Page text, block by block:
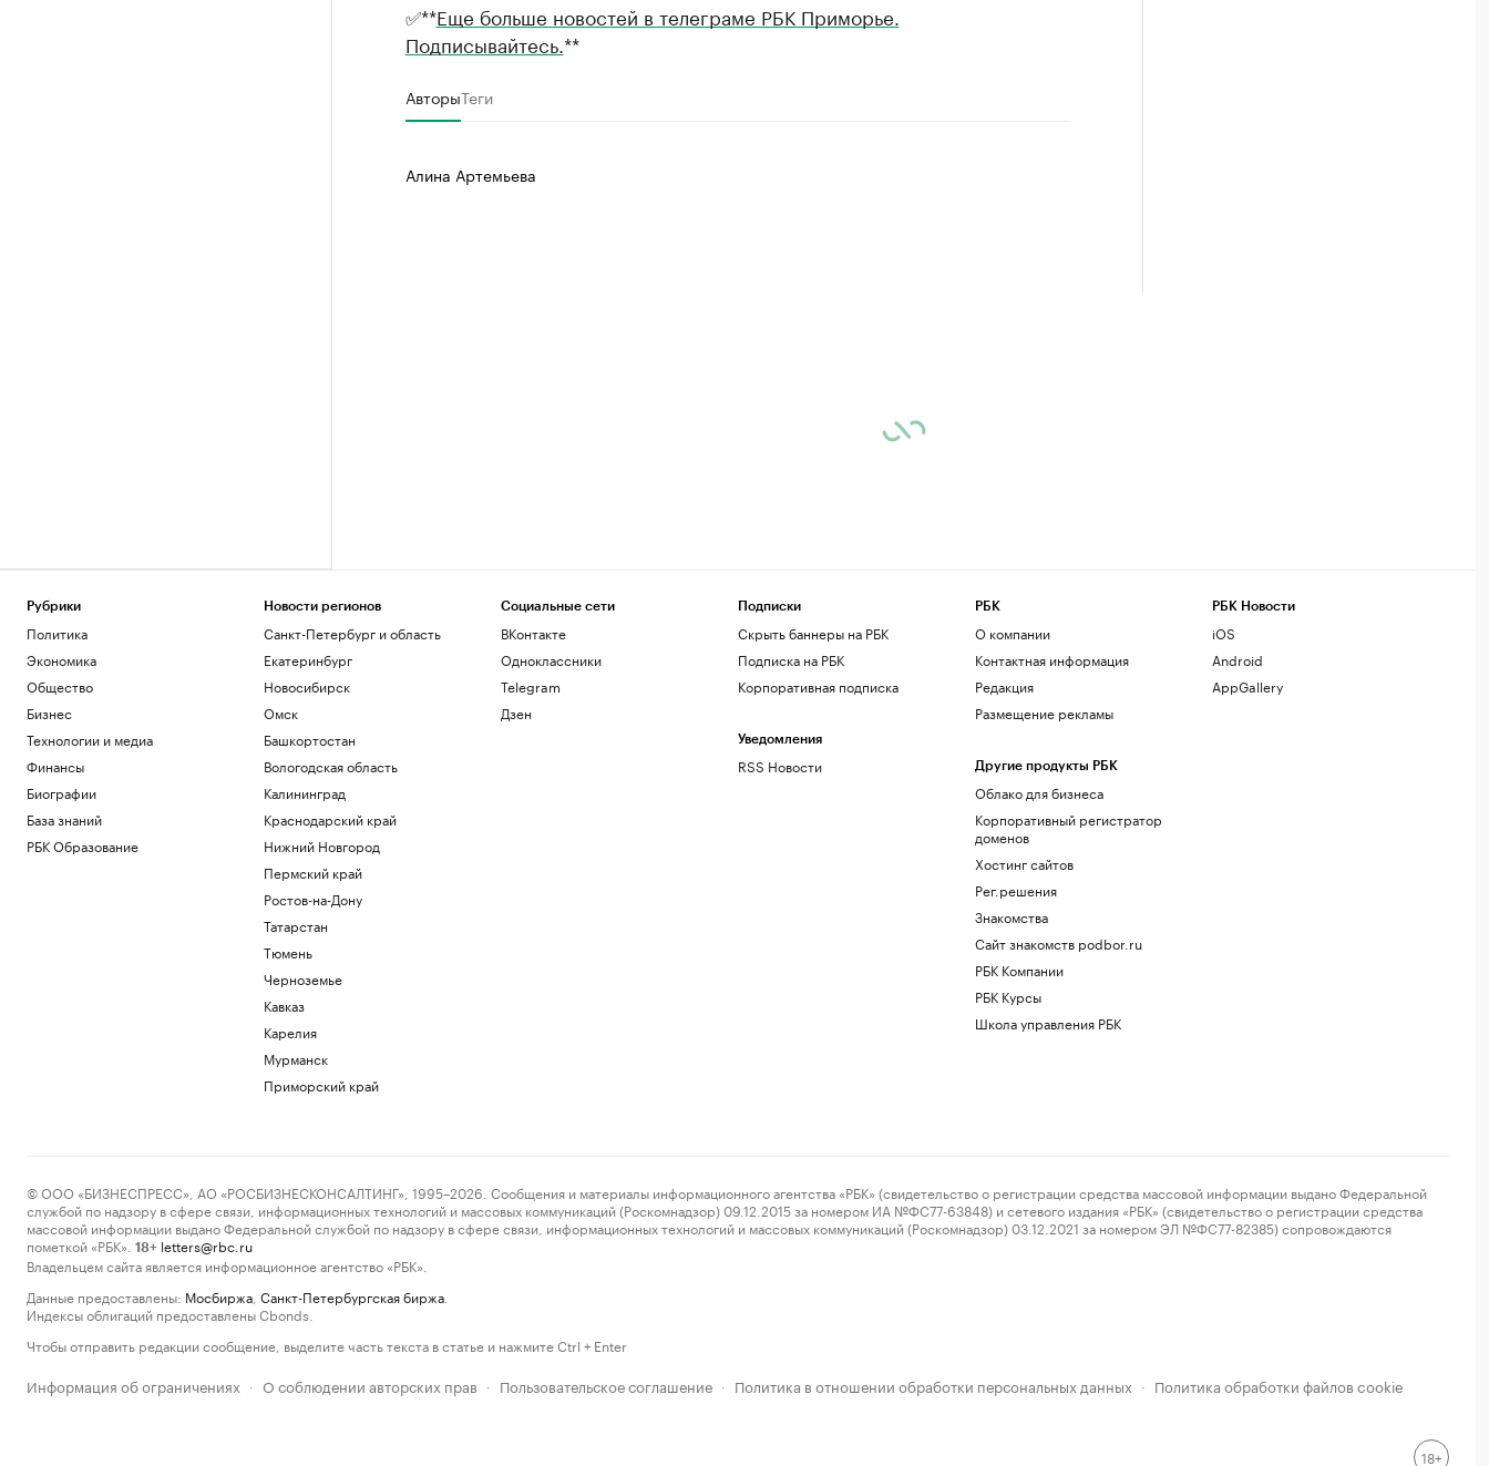
✅**Еще больше новостей в телеграме РБК Приморье.
Подписывайтесь. **
АвторыТеги
Алина Артемьева
Рубрики
Политика
Экономика
Общество
Бизнес
Технологии и медиа
Финансы
Биографии
База знаний
РБК Образование
Новости регионов
Санкт-Петербург и область
Екатеринбург
Новосибирск
Омск
Башкортостан
Вологодская область
Калининград
Краснодарский край
Нижний Новгород
Пермский край
Ростов-на-Дону
Татарстан
Тюмень
Черноземье
Кавказ
Карелия
Мурманск
Приморский край
Социальные сети
ВКонтакте
Одноклассники
Telegram
Дзен
Подписки
Скрыть баннеры на РБК
Подписка на РБК
Корпоративная подписка
Уведомления
RSS Новости
РБК
О компании
Контактная информация
Редакция
Размещение рекламы
Другие продукты РБК
Облако для бизнеса
Корпоративный регистратор
доменов
Хостинг сайтов
Рег.решения
Знакомства
Сайт знакомств podbor.ru
РБК Компании
РБК Курсы
Школа управления РБК
РБК Новости
iOS
Android
AppGallery
© ООО «БИЗНЕСПРЕСС», АО «РОСБИЗНЕСКОНСАЛТИНГ», 1995–2026. Сообщения и материалы информационного агентства «РБК» (свидетельство о регистрации средства массовой информации выдано Федеральной
службой по надзору в сфере связи, информационных технологий и массовых коммуникаций (Роскомнадзор) 09.12.2015 за номером ИА №ФС77-63848) и сетевого издания «РБК» (свидетельство о регистрации средства
массовой информации выдано Федеральной службой по надзору в сфере связи, информационных технологий и массовых коммуникаций (Роскомнадзор) 03.12.2021 за номером ЭЛ №ФС77-82385) сопровождаются
пометкой «РБК».
18+ letters@rbc.ru
Владельцем сайта является информационное агентство «РБК».
Данные предоставлены: Мосбиржа Санкт-Петербургская биржа
Индексы облигаций предоставлены Cbonds.
Чтобы отправить редакции сообщение, выделите часть текста в статье и нажмите Ctrl + Enter
Информация об ограничениях · О соблюдении авторских прав · Пользовательское соглашение · Политика в отношении обработки персональных данных · Политика обработки файлов cookie
18+